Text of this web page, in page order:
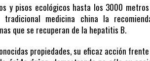
y pisos ecológicos hasta los 3000
medicina china la
que se recuperan de la hepatitis B.
propiedades, su eficaz acción